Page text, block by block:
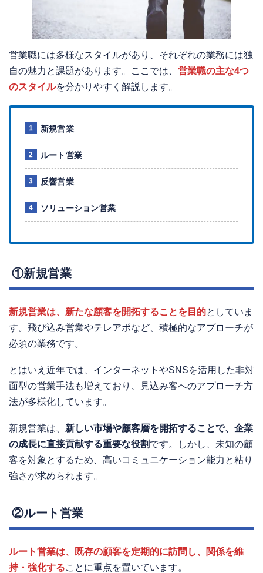
営業職には多様なスタイルがあり、それぞれの業務には独
自の魅力と課題があります。ここでは、 営業職の主な4つ
のスタイルを分かりやすく解説します。
新規営業
ルート営業
反響営業
ソリューション営業
①新規営業
新規営業は、新たな顧客を開拓することを目的としていま
す。飛び込み営業やテレアポなど、積極的なアプローチが
必須の業務です。
とはいえ近年では、インターネットやSNSを活用した非対
面型の営業手法も増えており、見込み客へのアプローチ方
法が多様化しています。
新規営業は、 新しい市場や顧客層を開拓することで、企業
の成長に直接貢献する重要な役割です。しかし、未知の顧
客を対象とするため、高いコミュニケーション能力と粘り
強さが求められます。
②ルート営業
ルート営業は、既存の顧客を定期的に訪問し、関係を維
持・強化することに重点を置いています。